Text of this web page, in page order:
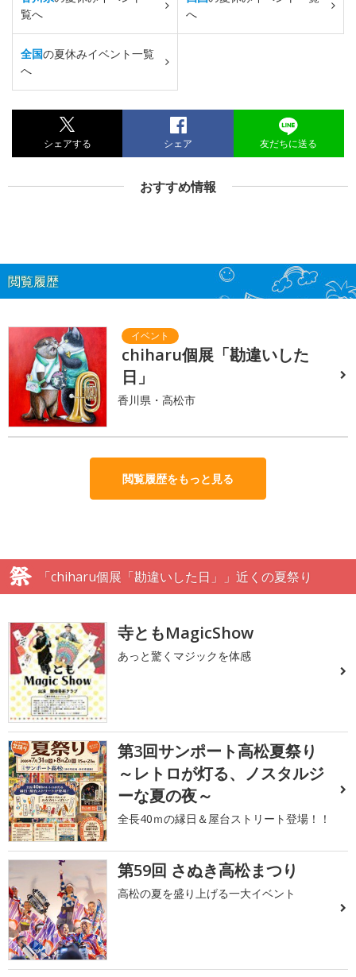
覧へ
へ
全国の夏休みイベント一覧
へ
シェアする シェア 友だちに送る
おすすめ情報
閲覧履歴
chiharu個展「勘違いした
日」
香川県・高松市
閲覧履歴をもっと見る
「chiharu個展「勘違いした日」」近くの夏祭り
寺ともMagicShow
あっと驚くマジックを体感
第3回サンポート高松夏祭り
～レトロが灯る、ノスタルジ
ーな夏の夜～
全長40ｍの縁日＆屋台ストリート登場！！
第59回 さぬき高松まつり
高松の夏を盛り上げる一大イベント